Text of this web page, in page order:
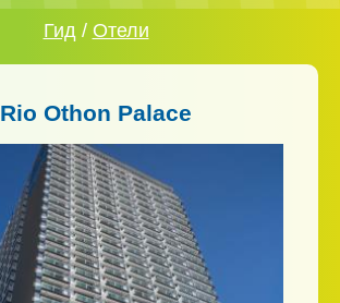
Гид / Отели
Rio Othon Palace